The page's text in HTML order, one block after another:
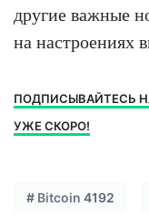
другие важные
на настроениях
ПОДПИСЫВАЙТЕСЬ
УЖЕ СКОРО!
# Bitcoin 4192